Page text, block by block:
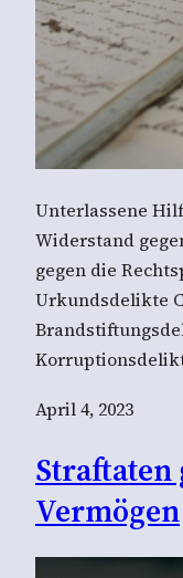
Unterlassene
Widerstand
gegen die
Urkundsdelikte
April 4, 2023
Straftaten
Vermögen